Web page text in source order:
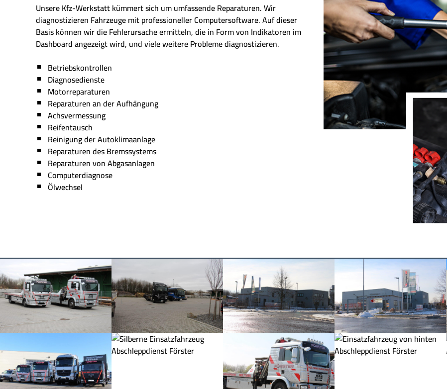
Unsere Kfz-Werkstatt kümmert sich um umfassende Reparaturen. Wir
diagnostizieren Fahrzeuge mit professioneller Computersoftware. Auf dieser
Basis können wir die Fehlerursache ermitteln, die in Form von Indikatoren im
Dashboard angezeigt wird, und viele weitere Probleme diagnostizieren.
Betriebskontrollen
Diagnosedienste
Motorreparaturen
Reparaturen an der Aufhängung
Achsvermessung
Reifentausch
Reinigung der Autoklimaanlage
Reparaturen des Bremssystems
Reparaturen von Abgasanlagen
Computerdiagnose
Ölwechsel